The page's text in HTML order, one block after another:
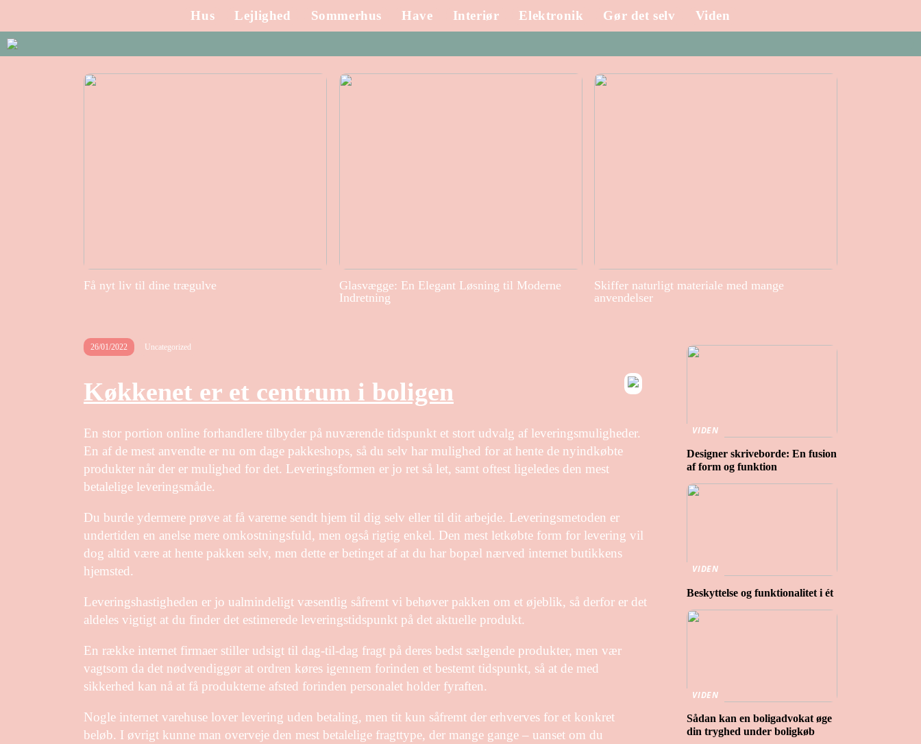
Hus Lejlighed Sommerhus Have Interiør Elektronik Gør det selv Viden
Få nyt liv til dine trægulve
Glasvægge: En Elegant Løsning til Moderne
Indretning
Skiffer naturligt materiale med mange
anvendelser
26/01/2022 Uncategorized
Køkkenet er et centrum i boligen
En stor portion online forhandlere tilbyder på nuværende tidspunkt et stort udvalg af leveringsmuligheder.
En af de mest anvendte er nu om dage pakkeshops, så du selv har mulighed for at hente de nyindkøbte
produkter når der er mulighed for det. Leveringsformen er jo ret så let, samt oftest ligeledes den mest
betalelige leveringsmåde.
Du burde ydermere prøve at få varerne sendt hjem til dig selv eller til dit arbejde. Leveringsmetoden er
undertiden en anelse mere omkostningsfuld, men også rigtig enkel. Den mest letkøbte form for levering vil
dog altid være at hente pakken selv, men dette er betinget af at du har bopæl nærved internet butikkens
hjemsted.
Leveringshastigheden er jo ualmindeligt væsentlig såfremt vi behøver pakken om et øjeblik, så derfor er det
aldeles vigtigt at du finder det estimerede leveringstidspunkt på det aktuelle produkt.
En række internet firmaer stiller udsigt til dag-til-dag fragt på deres bedst sælgende produkter, men vær
vagtsom da det nødvendiggør at ordren køres igennem forinden et bestemt tidspunkt, så at de med
sikkerhed kan nå at få produkterne afsted forinden personalet holder fyraften.
Nogle internet varehuse lover levering uden betaling, men tit kun såfremt der erhverves for et konkret
beløb. I øvrigt kunne man overveje den mest betalelige fragttype, der mange gange – uanset om du
VIDEN
Designer skriveborde: En fusion
af form og funktion
VIDEN
Beskyttelse og funktionalitet i ét
VIDEN
Sådan kan en boligadvokat øge
din tryghed under boligkøb